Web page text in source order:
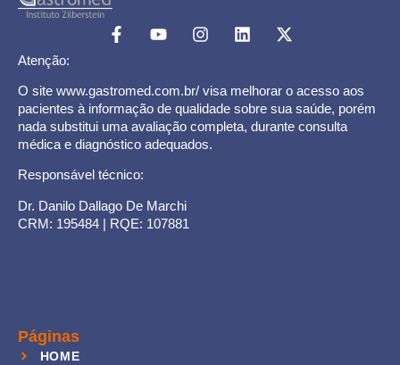
Atenção:
O site www.gastromed.com.br/ visa melhorar o acesso aos
pacientes à informação de qualidade sobre sua saúde, porém
nada substitui uma avaliação completa, durante consulta
médica e diagnóstico adequados.
Responsável técnico:
Dr. Danilo Dallago De Marchi
CRM: 195484 | RQE: 107881
Páginas
HOME